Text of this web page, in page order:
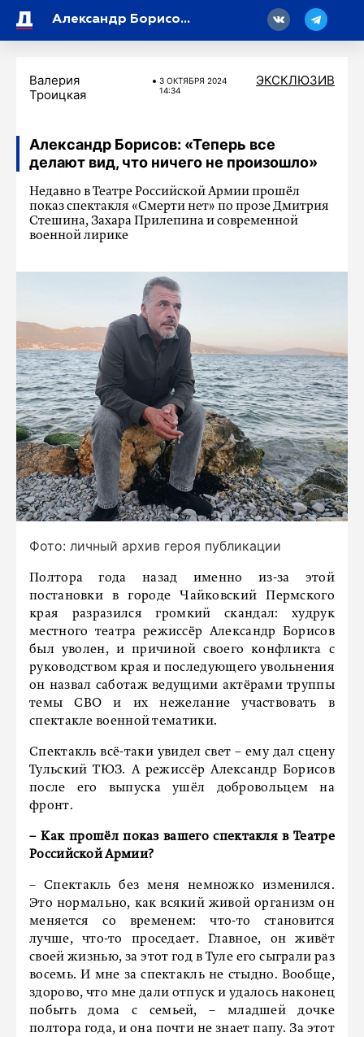
Александр Борисов: «Теперь все делают вид, что ничего не произошло»
Валерия
Троицкая
3 ОКТЯБРЯ 2024
14:34
ЭКСКЛЮЗИВ
Александр Борисов: «Теперь все
делают вид, что ничего не произошло»
Недавно в Театре Российской Армии прошёл
показ спектакля «Смерти нет» по прозе Дмитрия
Стешина, Захара Прилепина и современной
военной лирике
Фото: личный архив героя публикации
Полтора года назад именно из-за этой
постановки в городе Чайковский Пермского
края разразился громкий скандал: худрук
местного театра режиссёр Александр Борисов
был уволен, и причиной своего конфликта с
руководством края и последующего увольнения
он назвал саботаж ведущими актёрами труппы
темы СВО и их нежелание участвовать в
спектакле военной тематики.
Спектакль всё-таки увидел свет – ему дал сцену
Тульский ТЮЗ. А режиссёр Александр Борисов
после его выпуска ушёл добровольцем на
фронт.
– Как прошёл показ вашего спектакля в Театре
Российской Армии?
– Спектакль без меня немножко изменился.
Это нормально, как всякий живой организм он
меняется со временем: что-то становится
лучше, что-то проседает. Главное, он живёт
своей жизнью, за этот год в Туле его сыграли раз
восемь. И мне за спектакль не стыдно. Вообще,
здорово, что мне дали отпуск и удалось наконец
побыть дома с семьей, – младшей дочке
полтора года, и она почти не знает папу. За этот